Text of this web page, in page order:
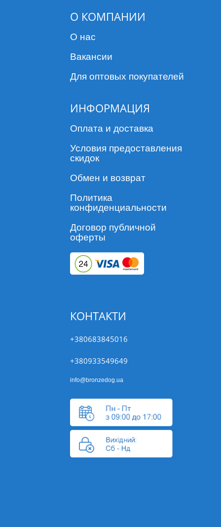
О КОМПАНИИ
О нас
Вакансии
Для оптовых покупателей
ИНФОРМАЦИЯ
Оплата и доставка
Условия предоставления
скидок
Обмен и возврат
Политика
конфиденциальности
Договор публичной
оферты
КОНТАКТИ
+380683845016
+380933549649
info@bronzedog.ua